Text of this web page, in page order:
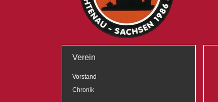
Verein
Vorstand
Chronik